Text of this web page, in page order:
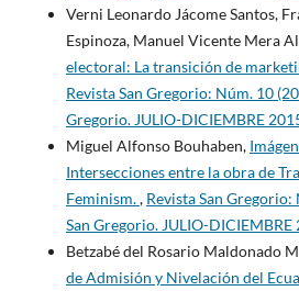
Verni Leonardo Jácome Santos,
Espinoza, Manuel Vicente Mera
electoral: La transición de
Revista San Gregorio: Núm. 10
Gregorio. JULIO-DICIEMBRE
Miguel Alfonso Bouhaben,
Intersecciones entre la obra de
Feminism., Revista San
San Gregorio. JULIO-DICIEMBRE
Betzabé del Rosario Maldonado
de Admisión y Nivelación del